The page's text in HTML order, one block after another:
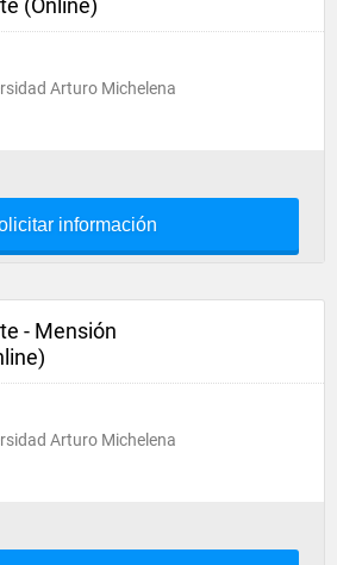
(Online)
Arturo Michelena
información
- Mensión
Arturo Michelena